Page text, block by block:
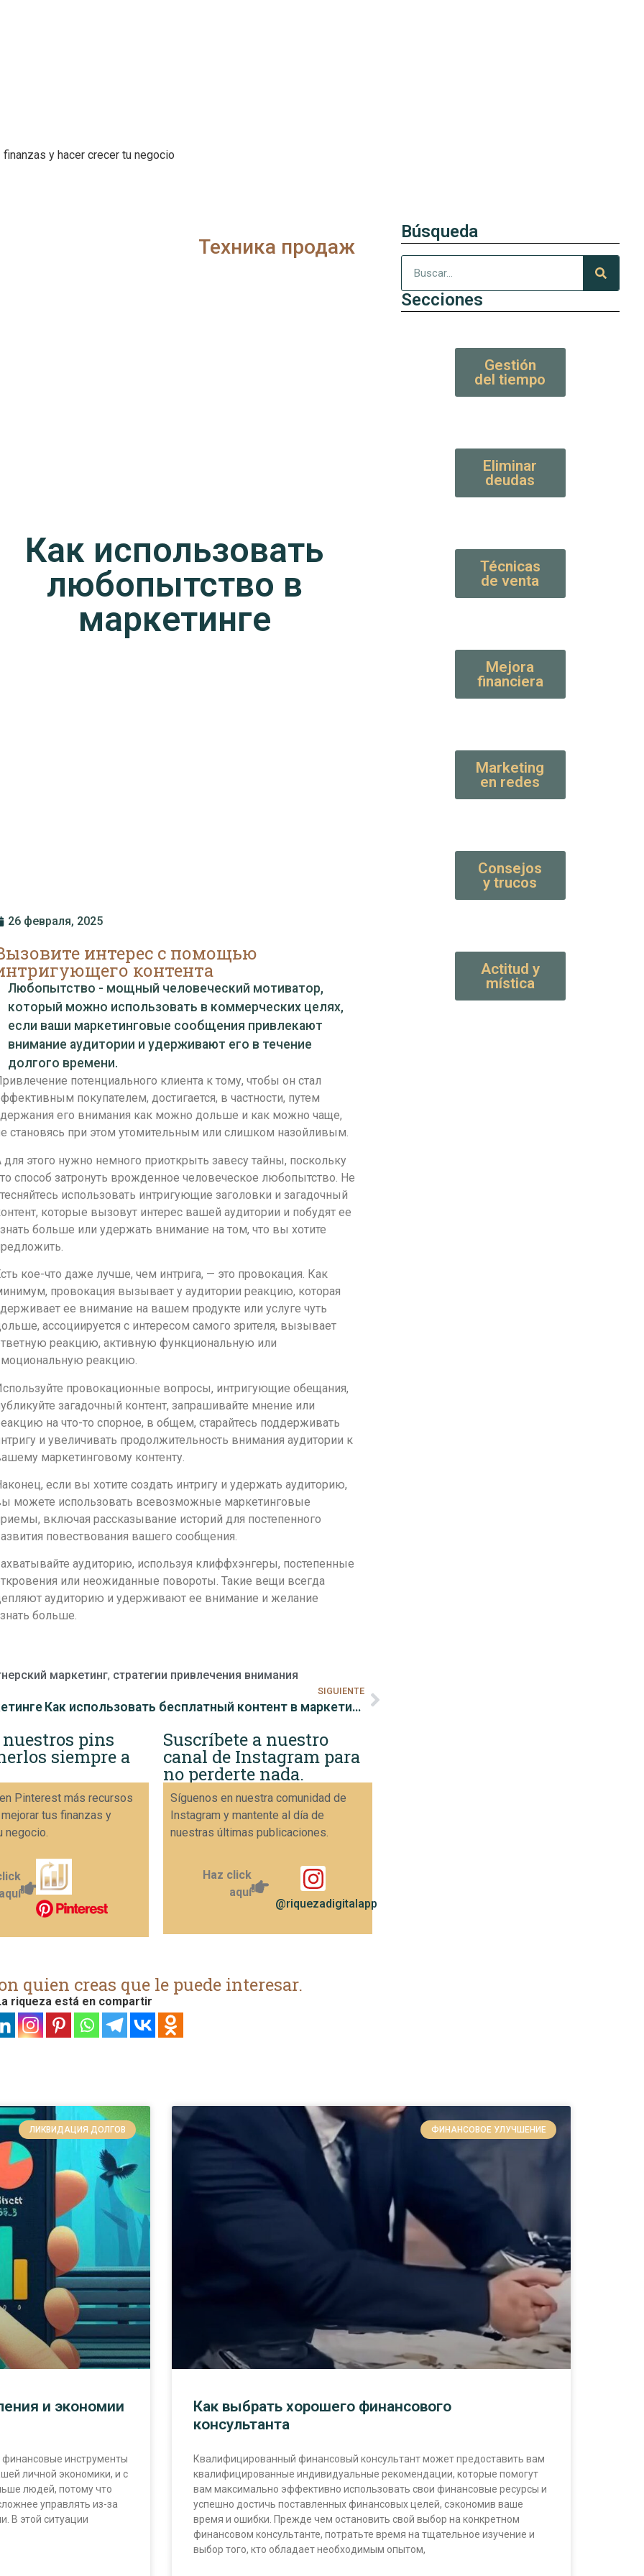
y hacer crecer tu negocio
Техника продаж
Как использовать
любопытство в
маркетинге
26 февраля, 2025
интерес с помощью
контента
Любопытство - мощный человеческий мотиватор,
который можно использовать в коммерческих целях,
если ваши маркетинговые сообщения привлекают
внимание аудитории и удерживают его в течение
долгого времени.
потенциального клиента к тому, чтобы он стал
покупателем, достигается, в частности, путем
его внимания как можно дольше и как можно чаще,
становясь при этом утомительным или слишком назойливым.
для этого нужно немного приоткрыть завесу тайны, поскольку
способ затронуть врожденное человеческое любопытство. Не
использовать интригующие заголовки и загадочный
которые вызовут интерес вашей аудитории и побудят ее
больше или удержать внимание на том, что вы хотите
кое-что даже лучше, чем интрига, — это провокация. Как
провокация вызывает у аудитории реакцию, которая
ее внимание на вашем продукте или услуге чуть
ассоциируется с интересом самого зрителя, вызывает
реакцию, активную функциональную или
реакцию.
провокационные вопросы, интригующие обещания,
загадочный контент, запрашивайте мнение или
на что-то спорное, в общем, старайтесь поддерживать
и увеличивать продолжительность внимания аудитории к
маркетинговому контенту.
если вы хотите создать интригу и удержать аудиторию,
можете использовать всевозможные маркетинговые
включая рассказывание историй для постепенного
повествования вашего сообщения.
аудиторию, используя клиффхэнгеры, постепенные
или неожиданные повороты. Такие вещи всегда
аудиторию и удерживают ее внимание и желание
больше.
маркетинг, стратегии привлечения внимания
SIGUIENTE
Как использовать бесплатный контент в маркетинге
nuestros pins
siempre a
Pinterest más recursos
tus finanzas y
negocio.
aquí
Suscríbete a nuestro
canal de Instagram para
no perderte nada.
Síguenos en nuestra comunidad de
Instagram y mantente al día de
nuestras últimas publicaciones.
Haz click
aquí
@riquezadigitalapp
quien creas que le puede interesar.
riqueza está en compartir
Búsqueda
Secciones
Gestión
del tiempo
Eliminar
deudas
Técnicas
de venta
Mejora
financiera
Marketing
en redes
Consejos
y trucos
Actitud y
mística
ЛИКВИДАЦИЯ ДОЛГОВ
и экономии
инструменты
личной экономики, и с
людей, потому что
управлять из-за
В этой ситуации
ФИНАНСОВОЕ УЛУЧШЕНИЕ
Как выбрать хорошего финансового
консультанта
Квалифицированный финансовый консультант может предоставить вам
квалифицированные индивидуальные рекомендации, которые помогут
вам максимально эффективно использовать свои финансовые ресурсы и
успешно достичь поставленных финансовых целей, сэкономив ваше
время и ошибки. Прежде чем остановить свой выбор на конкретном
финансовом консультанте, потратьте время на тщательное изучение и
выбор того, кто обладает необходимым опытом,